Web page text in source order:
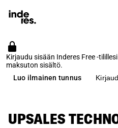
Kirjaudu sisään Inderes Free -
maksuton sisältö.
Luo ilmainen tunnus
UPSALES